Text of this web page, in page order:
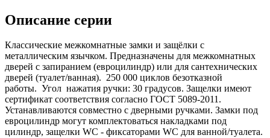
Описание серии
Классические межкомнатные замки и защёлки с
металлическим язычком. Предназначены для межкомнатных
дверей с запиранием (евроцилиндр) или для сантехнических
дверей (туалет/ванная). 250 000 циклов безотказной
работы. Угол нажатия ручки: 30 градусов. Защелки имеют
сертификат соответствия согласно ГОСТ 5089-2011.
Устанавливаются совместно с дверными ручками. Замки под
евроцилиндр могут комплектоваться накладками под
цилиндр, защелки WC - фиксаторами WC для ванной/туалета.